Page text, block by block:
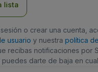
lista
o crear una cuenta,
usuario y nuestra política
recibas notificaciones por
darte de baja en